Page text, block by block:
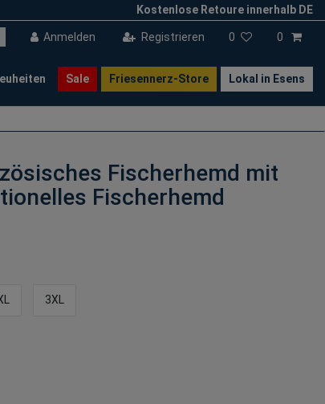
Kostenlose Retoure innerhalb DE
Anmelden Registrieren 0 0
Sale Friesennerz-Store Lokal in Esens
Fischerhemd mit
Fischerhemd
3XL